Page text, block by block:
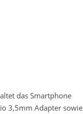
das Smartphone
3,5mm Adapter sowie